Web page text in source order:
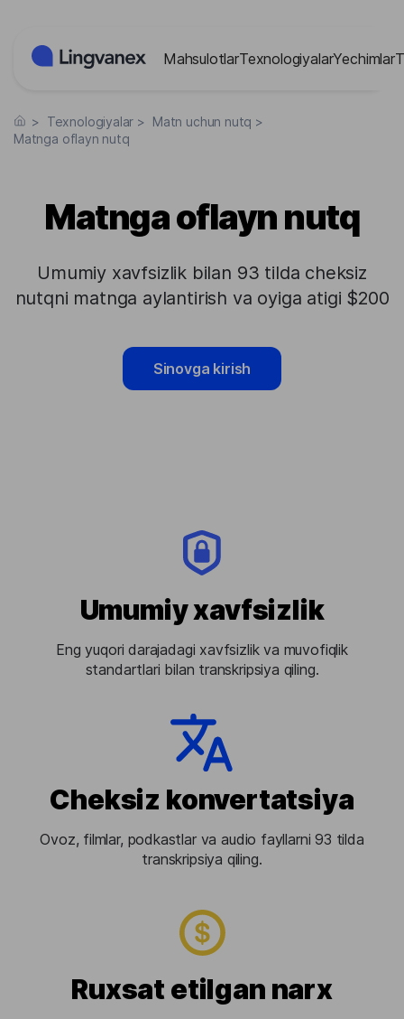
MahsulotlarTexnologiyalarYechimlar
> Texnologiyalar > Matn uchun nutq >
Matnga oflayn nutq
Matnga oflayn nutq
Umumiy xavfsizlik bilan 93 tilda cheksiz
nutqni matnga aylantirish va oyiga atigi $200
Sinovga kirish
Umumiy xavfsizlik
Eng yuqori darajadagi xavfsizlik va muvofiqlik
standartlari bilan transkripsiya qiling.
Cheksiz konvertatsiya
Ovoz, filmlar, podkastlar va audio fayllarni 93 tilda
transkripsiya qiling.
Ruxsat etilgan narx